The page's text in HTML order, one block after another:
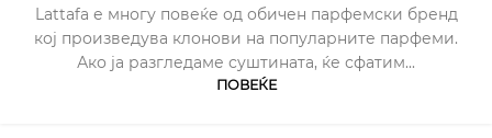
Lattafa е многу повеќе од обичен парфемски бренд
кој произведува клонови на популарните парфеми.
Ако ја разгледаме суштината, ќе сфатим...
ПОВЕЌЕ